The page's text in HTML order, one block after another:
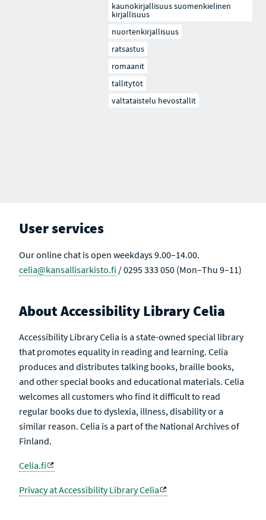
kaunokirjallisuus suomenkielinen
kirjallisuus
nuortenkirjallisuus
ratsastus
romaanit
tallitytöt
valtataistelu hevostallit
User services
Our online chat is open weekdays 9.00–14.00.
celia@kansallisarkisto.fi / 0295 333 050 (Mon–Thu 9–11)
About Accessibility Library Celia
Accessibility Library Celia is a state-owned special library
that promotes equality in reading and learning. Celia
produces and distributes talking books, braille books,
and other special books and educational materials. Celia
welcomes all customers who find it difficult to read
regular books due to dyslexia, illness, disability or a
similar reason. Celia is a part of the National Archives of
Finland.
Celia.fi
Privacy at Accessibility Library Celia